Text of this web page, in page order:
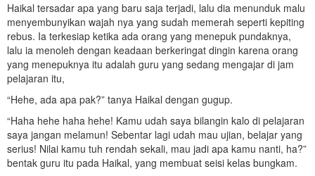
Haikal tersadar apa yang baru saja terjadi, lalu dia menunduk malu
menyembunyikan wajah nya yang sudah memerah seperti kepiting
rebus. Ia terkesiap ketika ada orang yang menepuk pundaknya,
lalu ia menoleh dengan keadaan berkeringat dingin karena orang
yang menepuknya itu adalah guru yang sedang mengajar di jam
pelajaran itu,
“Hehe, ada apa pak?” tanya Haikal dengan gugup.
“Haha hehe haha hehe! Kamu udah saya bilangin kalo di pelajaran
saya jangan melamun! Sebentar lagi udah mau ujian, belajar yang
serius! Nilai kamu tuh rendah sekali, mau jadi apa kamu nanti, ha?”
bentak guru itu pada Haikal, yang membuat seisi kelas bungkam.